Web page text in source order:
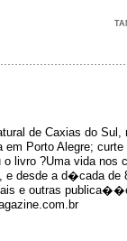
de Caxias do Sul,
em Porto Alegre;
livro ?Uma vida nos
e desde a d�cada de
e outras